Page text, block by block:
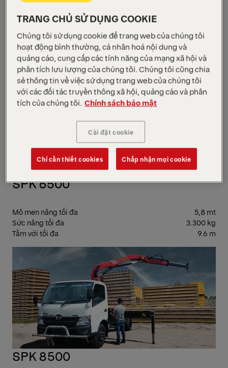
SPK 6500
Mô men nâng tối đa
5,8 mt
Sức nâng tối đa
3.300 kg
Tầm với tối đa
9.6 m
SPK 8500
TRANG CHỦ SỬ DỤNG COOKIE
Chúng tôi sử dụng cookie để trang web của chúng tôi
hoạt động bình thường, cá nhân hoá nội dung và
quảng cáo, cung cấp các tính năng của mạng xã hội và
phân tích lưu lượng của chúng tôi. Chúng tôi cũng chia
sẻ thông tin về việc sử dụng trang web của chúng tôi
với các đối tác truyền thông xã hội, quảng cáo và phân
tích của chúng tôi. Chính sách bảo mật
Cài đặt cookie
Chỉ cần thiết cookies Chấp nhận mọi cookie